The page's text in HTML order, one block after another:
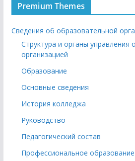
Premium Themes
Сведения об образовательной
Структура и органы управления
организацией
Образование
Основные сведения
История колледжа
Руководство
Педагогический состав
Профессиональное образование